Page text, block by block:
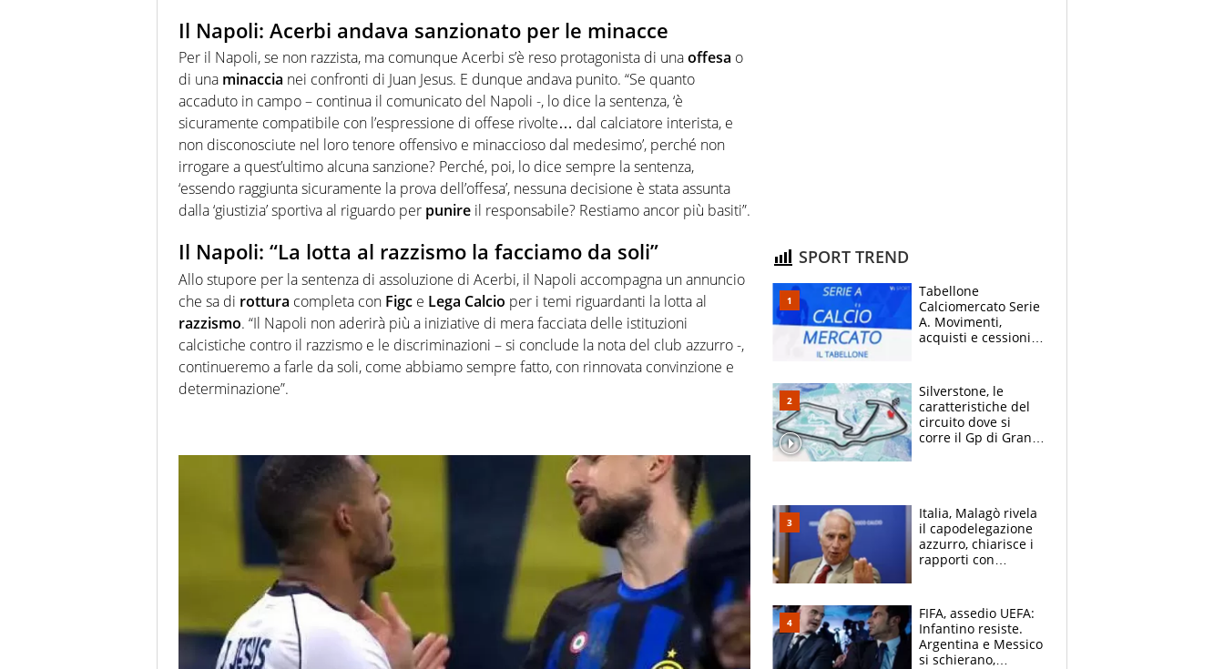
Il Napoli: Acerbi andava sanzionato per le minacce
Per il Napoli, se non razzista, ma comunque Acerbi s’è reso protagonista di unaoffesa o
di una minaccia nei confronti di Juan Jesus. E dunque andava punito. “Se quanto
accaduto in campo – continua il comunicato del Napoli -, lo dice la sentenza, ‘è
sicuramente compatibile con l’espressione di offese rivolte… dal calciatore interista, e
non disconosciute nel loro tenore offensivo e minaccioso dal medesimo’, perché non
irrogare a quest’ultimo alcuna sanzione? Perché, poi, lo dice sempre la sentenza,
‘essendo raggiunta sicuramente la prova dell’offesa’, nessuna decisione è stata assunta
dalla ‘giustizia’ sportiva al riguardo per punire il responsabile? Restiamo ancor più basiti”.
Il Napoli: “La lotta al razzismo la facciamo da soli”
Allo stupore per la sentenza di assoluzione di Acerbi, il Napoli accompagna un annuncio
che sa di rottura completa con Figc e Lega Calcio per i temi riguardanti la lotta al
razzismo. “Il Napoli non aderirà più a iniziative di mera facciata delle istituzioni
calcistiche contro il razzismo e le discriminazioni – si conclude la nota del club azzurro -,
continueremo a farle da soli, come abbiamo sempre fatto, con rinnovata convinzione e
determinazione”.
SPORT TREND
Tabellone
Calciomercato Serie
A. Movimenti,
acquisti e cessioni:
Silverstone, le
caratteristiche del
circuito dove si
corre il Gp di Gran
Italia, Malagò rivela
il capodelegazione
azzurro, chiarisce i
rapporti con
Infantino
FIFA, assedio UEFA:
Infantino resiste.
Argentina e Messico
si schierano,